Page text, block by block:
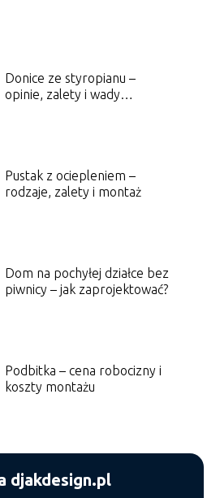
Donice ze styropianu –
opinie, zalety i wady
Pustak z ociepleniem –
rodzaje, zalety i montaż
Dom na pochyłej działce bez
piwnicy – jak zaprojektować?
Podbitka – cena robocizny i
koszty montażu
djakdesign.pl